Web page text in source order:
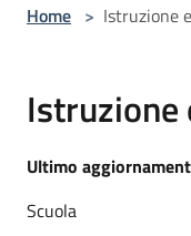
Home > Istruzione
Istruzione
Ultimo
Scuola